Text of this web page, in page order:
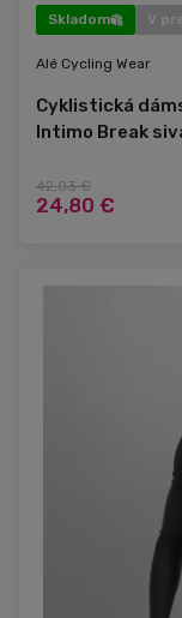
Skladom V
Alé Cycling Wear
Cyklistická
Intimo Break
42,03 €
24,80 €